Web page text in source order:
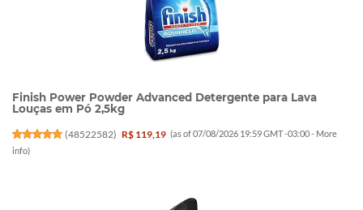
Finish Power Powder Advanced Detergente para Lava
Louças em Pó 2,5kg
(48522582) R$ 119,19 (as of 07/08/2026 19:59 GMT -03:00 - More
info)